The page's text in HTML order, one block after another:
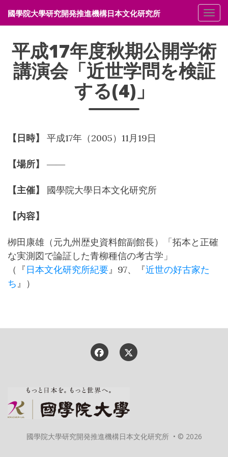
メ
國學院大學研究開発推進機構日本文化研究所
平成17年度秋期公開学術
講演会「近世学問を検証
する(4)」
【日時】 平成17年（2005）11月19日
【場所】 ――
【主催】 國學院大學日本文化研究所
【内容】
栁田康雄（元九州歴史資料館副館長）「拓本と正確
な実測図で論証した青柳種信の考古学」
（『日本文化研究所紀要』97、『近世の好古家た
ち』）
國學院大學研究開発推進機構日本文化研究所 • © 2026